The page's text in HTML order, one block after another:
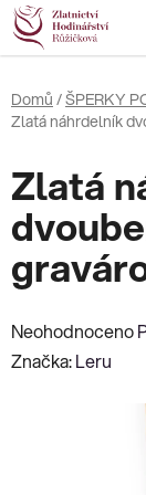
Přejít
na
obsah
Domů /ŠPERKY
Zlatá náhrdelník
Zlatá
Průměrné
hodnocení
Neohodnoceno
Značka:Leru